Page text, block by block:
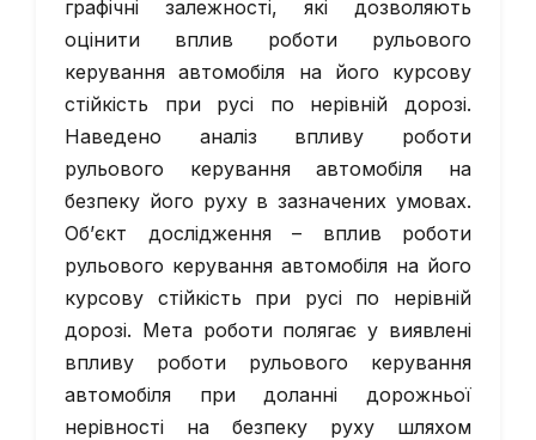
графічні залежності, які дозволяють
оцінити вплив роботи рульового
керування автомобіля на його курсову
стійкість при русі по нерівній дорозі.
Наведено аналіз впливу роботи
рульового керування автомобіля на
безпеку його руху в зазначених умовах.
Об’єкт дослідження – вплив роботи
рульового керування автомобіля на його
курсову стійкість при русі по нерівній
дорозі. Мета роботи полягає у виявлені
впливу роботи рульового керування
автомобіля при доланні дорожньої
нерівності на безпеку руху шляхом